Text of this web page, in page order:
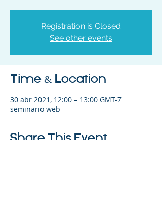
Registration is Closed
See other events
Time & Location
30 abr 2021, 12:00 – 13:00 GMT-7
seminario web
Share This Event